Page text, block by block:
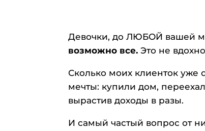
Девочки, до ЛЮБОЙ вашей
возможно все. Это не
Сколько моих клиенток
мечты: купили дом,
вырастив доходы в разы.
И самый частый вопрос от